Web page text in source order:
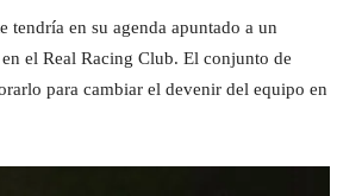
tendría en su agenda apuntado a un
el Real Racing Club. El conjunto de
para cambiar el devenir del equipo en